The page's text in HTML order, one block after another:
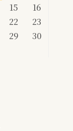
15
16
22
23
29
30